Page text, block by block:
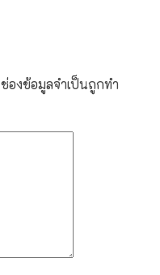
ช่องข้อมูลจำเป็นถูกทำ